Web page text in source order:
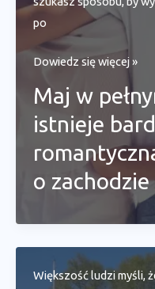
po
Maj
pełnym
rozkwicie:
Czy
bardziej
rejs
Dowiedz się więcej »
Maj w
istnieje
o zachodzie
Większość ludzi myśli,